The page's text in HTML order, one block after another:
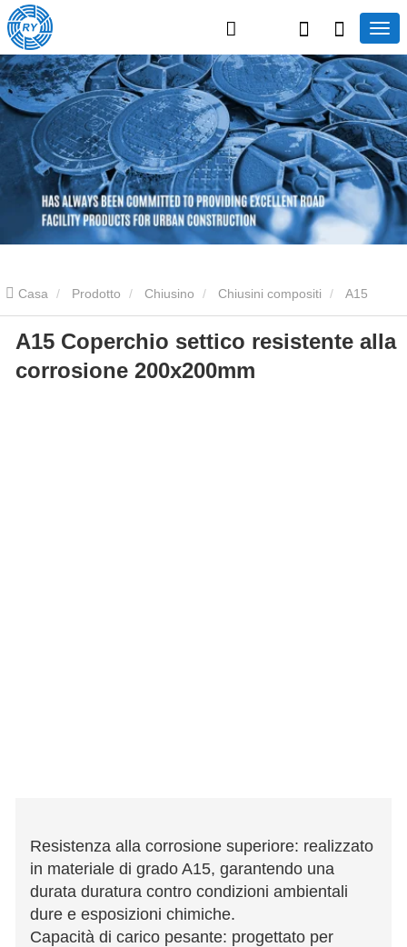
Casa Prodotto Chiusino Chiusini compositi
Coperchio settico resistente alla corrosione 200x200mm
A15 Coperchio settico resistente alla
corrosione 200x200mm
Resistenza alla corrosione superiore: realizzato
in materiale di grado A15, garantendo una
durata duratura contro condizioni ambientali
dure e esposizioni chimiche.
Capacità di carico pesante: progettato per